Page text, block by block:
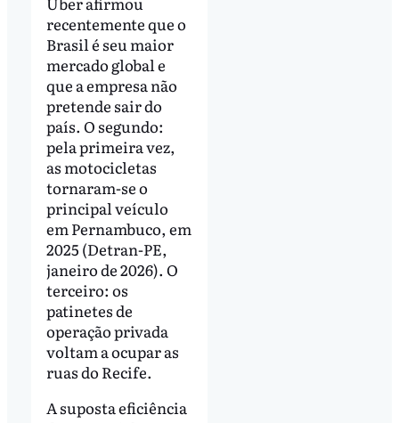
recentemente que o
Brasil é seu maior
mercado global e
que a empresa não
pretende sair do
país. O segundo:
pela primeira vez,
as motocicletas
tornaram-se o
principal veículo
em Pernambuco, em
2025 (Detran-PE,
janeiro de 2026). O
terceiro: os
patinetes de
operação privada
voltam a ocupar as
ruas do Recife.
A suposta eficiência